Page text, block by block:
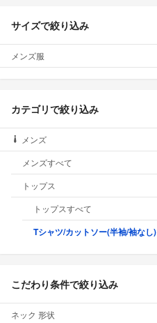
サイズで絞り込み
メンズ服
カテゴリで絞り込み
メンズ
メンズすべて
トップス
トップスすべて
Tシャツ/カットソー(半袖/袖なし)
こだわり条件で絞り込み
ネック 形状